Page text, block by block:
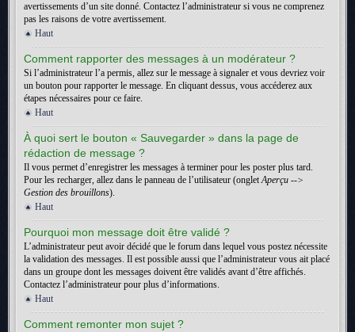
avertissements d’un site donné. Contactez l’administrateur si vous ne comprenez
pas les raisons de votre avertissement.
Haut
Comment rapporter des messages à un modérateur ?
Si l’administrateur l’a permis, allez sur le message à signaler et vous devriez voir
un bouton pour rapporter le message. En cliquant dessus, vous accéderez aux
étapes nécessaires pour ce faire.
Haut
À quoi sert le bouton « Sauvegarder » dans la page de
rédaction de message ?
Il vous permet d’enregistrer les messages à terminer pour les poster plus tard.
Pour les recharger, allez dans le panneau de l’utilisateur (ongletAperçu -->
Gestion des brouillons).
Haut
Pourquoi mon message doit être validé ?
L’administrateur peut avoir décidé que le forum dans lequel vous postez nécessite
la validation des messages. Il est possible aussi que l’administrateur vous ait placé
dans un groupe dont les messages doivent être validés avant d’être affichés.
Contactez l’administrateur pour plus d’informations.
Haut
Comment remonter mon sujet ?